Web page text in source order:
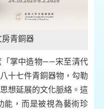
青銅器
「掌中造物——宋至清代
十七件青銅器物，勾勒
想延展的文化脈絡。這
能，而是被視為藝術珍